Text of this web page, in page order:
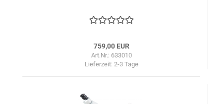
759,00 EUR
Art.Nr.: 633010
Lieferzeit: 2-3 Tage